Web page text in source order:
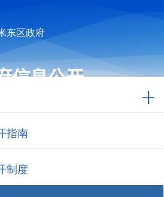
东区政府
信息公开
指南
制度